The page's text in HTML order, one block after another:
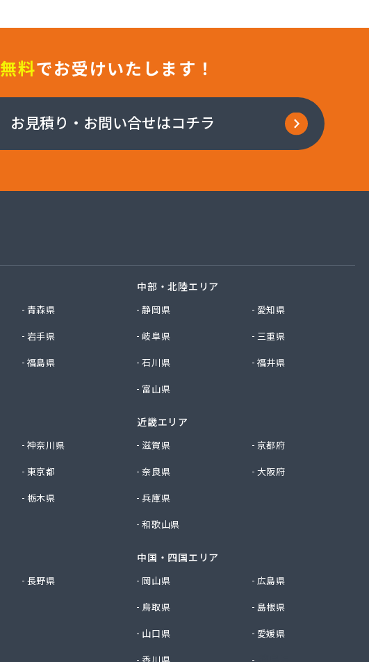
無料でお受けいたします！
お見積り・お問い合せはコチラ
青森県
岩手県
福島県
神奈川県
東京都
栃木県
長野県
中部・北陸エリア
静岡県
愛知県
岐阜県
三重県
石川県
福井県
富山県
近畿エリア
滋賀県
京都府
奈良県
大阪府
兵庫県
和歌山県
中国・四国エリア
岡山県
広島県
鳥取県
島根県
山口県
愛媛県